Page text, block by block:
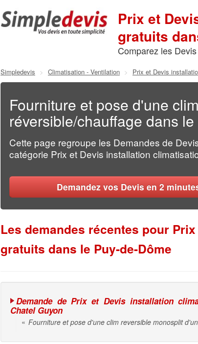
Prix et
gratuits
Comparez les
Simpledevis > Climatisation - Ventilation > Prix et Devis
Fourniture et pose d'une
réversible/chauffage dans
Cette page regroupe les Demandes de
catégorie Prix et Devis installation
Demandez vos Devis en 2
Les demandes récentes pour
gratuits dans le Puy-de-Dôme
Demande de Prix et Devis installation
Chatel Guyon
« Fourniture et pose d'une clim reversible monosplit